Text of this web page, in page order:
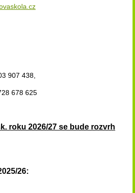
907 438,
678 625
roku 2026/27 se bude rozvrh
26: